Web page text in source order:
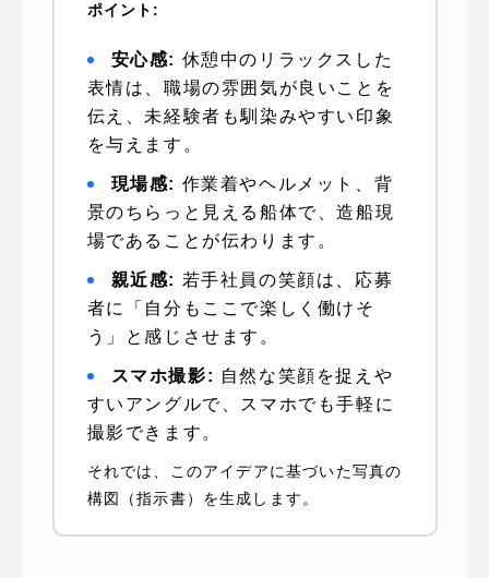
ポイント:
安心感: 休憩中のリラックスした
表情は、職場の雰囲気が良いことを
伝え、未経験者も馴染みやすい印象
を与えます。
現場感: 作業着やヘルメット、背
景のちらっと見える船体で、造船現
場であることが伝わります。
親近感: 若手社員の笑顔は、応募
者に「自分もここで楽しく働けそ
う」と感じさせます。
スマホ撮影: 自然な笑顔を捉えや
すいアングルで、スマホでも手軽に
撮影できます。
それでは、このアイデアに基づいた写真の
構図（指示書）を生成します。